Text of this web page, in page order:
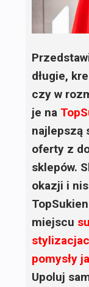
długie,
czy w
je na
najlepszą
oferty z
sklepów.
okazji i
miejscu
pomysły
Upoluj